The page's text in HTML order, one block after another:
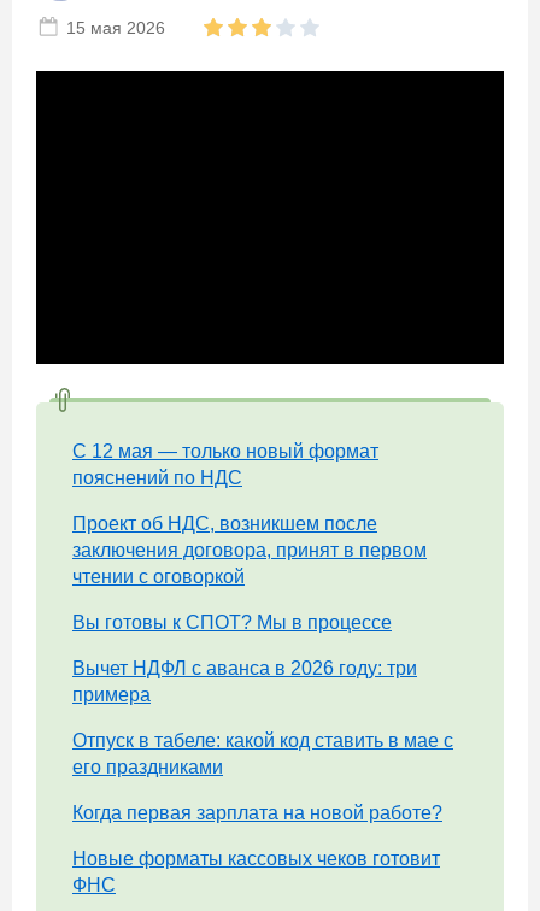
15 мая 2026
С 12 мая — только новый формат
пояснений по НДС
Проект об НДС, возникшем после
заключения договора, принят в первом
чтении с оговоркой
Вы готовы к СПОТ? Мы в процессе
Вычет НДФЛ с аванса в 2026 году: три
примера
Отпуск в табеле: какой код ставить в мае с
его праздниками
Когда первая зарплата на новой работе?
Новые форматы кассовых чеков готовит
ФНС